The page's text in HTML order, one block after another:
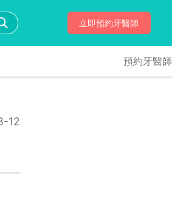
立即預約牙醫師
預約牙醫師
12